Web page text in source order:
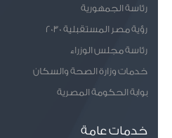
رئاسة الجمهورية
رؤية مصر المستقبلية 2030
رئاسة مجلس الوزراء
خدمات وزارة الصحة والسكان
بوابة الحكومة المصرية
خدمات عامة